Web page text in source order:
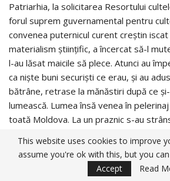
Patriarhia, la solicitarea Resortului
forul suprem guvernamental pentru
convenea puternicul curent creştin
materialism ştiinţific, a încercat să-l
l-au lăsat maicile să plece. Atunci au
ca nişte buni securişti ce erau, şi au
bătrâne, retrase la mănăstiri după ce
lumească. Lumea însă venea în
toată Moldova. La un praznic s-au
Ioan – slujbele se ţineau în câmp -,
să-i asculte pe toţi, pe fiecare în parte,
spovedania colectivă, ca în creştinismul
This website uses cookies to improve
assume you're ok with this, but you
Accept
Read